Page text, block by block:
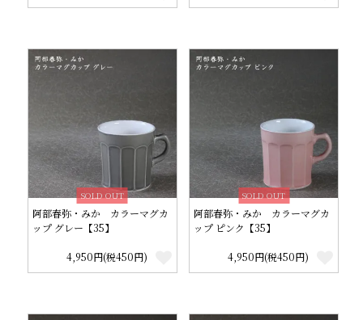
SOLD OUT
阿部春弥・みか カラーマグカ
ップ グレー【35】
4,950円(税450円)
SOLD OUT
阿部春弥・みか カラーマグカ
ップ ピンク【35】
4,950円(税450円)